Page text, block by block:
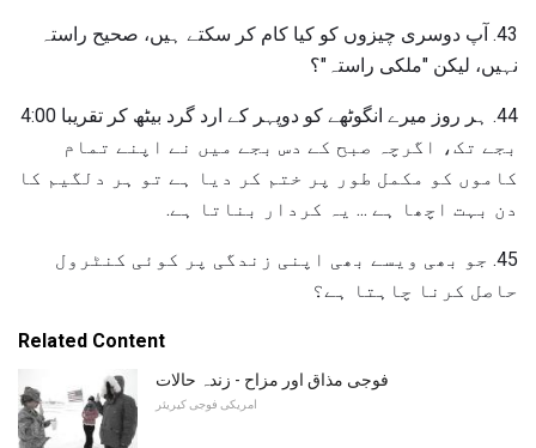
43. آپ دوسری چیزوں کو کیا کام کر سکتے ہیں، صحیح راستہ
نہیں، لیکن "ملکی راستہ"؟
44. ہر روز میرے انگوٹھے کو دوپہر کے ارد گرد بیٹھ کر تقریبا 4:00
بجے تک، اگرچہ صبح کے دس بجے میں نے اپنے تمام
کاموں کو مکمل طور پر ختم کر دیا ہے تو ہر دلگیم کا
دن بہت اچھا ہے ... یہ کردار بناتا ہے.
45. جو بھی ویسے بھی اپنی زندگی پر کوئی کنٹرول
حاصل کرنا چاہتا ہے؟
Related Content
فوجی مذاق اور مزاح - زندہ حالات
امریکی فوجی کیریئر